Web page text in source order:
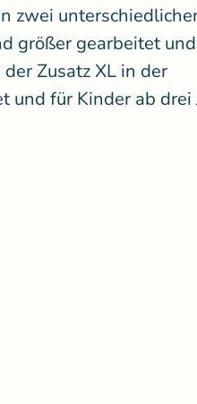
zwei
größer gearbeitet
Zusatz XL in der
für Kinder ab drei